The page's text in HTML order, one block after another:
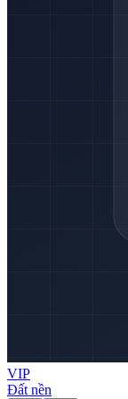
VIP
Đất nền